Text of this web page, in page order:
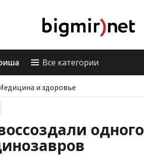
Все категории
и здоровье
одного